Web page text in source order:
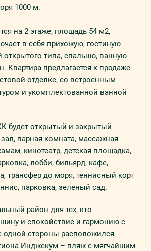
1000 м.
на 2 этаже, площадь 54 м2,
в себя прихожую, гостиную
открытого типа, спальню, ванную
Квартира предлагается к продаже
отделке, со встроенным
и укомплектованной ванной
будет открытый и закрытый
парная комната, массажная
кинотеатр, детская площадка,
лобби, бильярд, кафе,
трансфер до моря, теннисный корт
парковка, зеленый сад.
район для тех, кто
и спокойствие и гармонию с
одной стороны расположился
Инджекум – пляж с мягчайшим